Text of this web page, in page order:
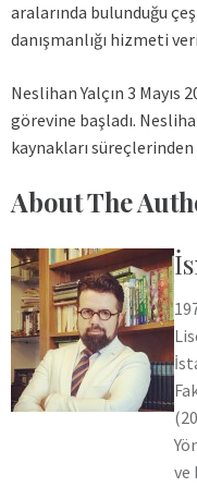
aralarında bulunduğu
danışmanlığı hizmeti
Neslihan Yalçın 3
görevine başladı.
kaynakları
About The
ve